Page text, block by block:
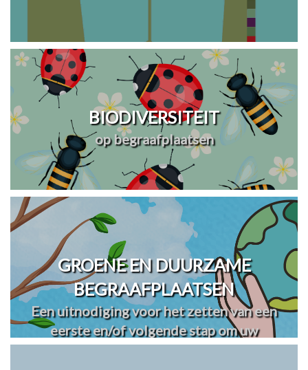
BIODIVERSITEIT
op begraafplaatsen
GROENE EN DUURZAME
BEGRAAFPLAATSEN
Een uitnodiging voor het zetten van een
eerste en/of volgende stap om uw
begraafplaats(en) te vergroenen en